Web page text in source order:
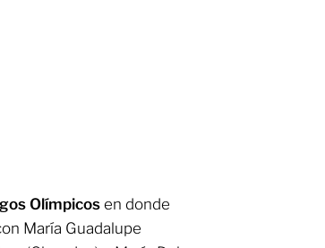
Olímpicosen donde
María Guadalupe